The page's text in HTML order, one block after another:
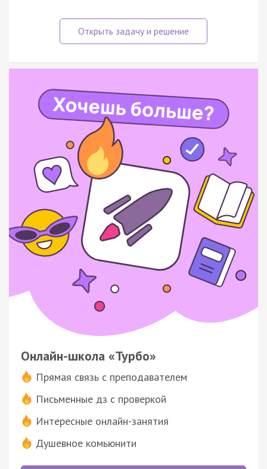
Онлайн-школа «Турбо»
Прямая связь с преподавателем
Письменные дз с проверкой
Интересные онлайн-занятия
Душевное комьюнити